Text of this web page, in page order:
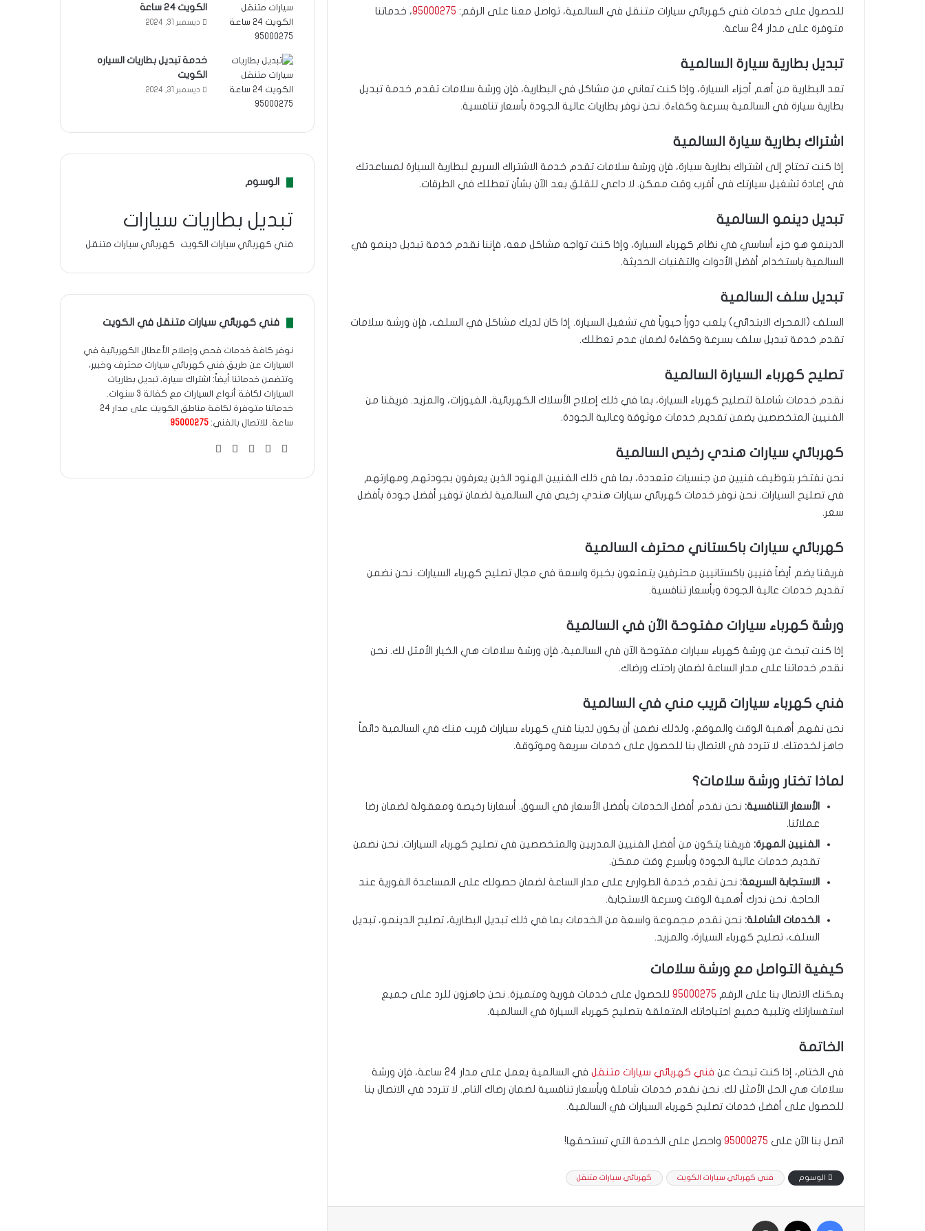
للحصول على خدمات فني كهربائي سيارات متنقل في السالمية، تواصل معنا على الرقم: 95000275، خدماتنا
متوفرة على مدار 24 ساعة.
تبديل بطارية سيارة السالمية
تعد البطارية من أهم أجزاء السيارة، وإذا كنت تعاني من مشاكل في البطارية، فإن ورشة سلامات تقدم خدمة تبديل
بطارية سيارة في السالمية بسرعة وكفاءة. نحن نوفر بطاريات عالية الجودة بأسعار تنافسية.
اشتراك بطارية سيارة السالمية
إذا كنت تحتاج إلى اشتراك بطارية سيارة، فإن ورشة سلامات تقدم خدمة الاشتراك السريع لبطارية السيارة لمساعدتك
في إعادة تشغيل سيارتك في أقرب وقت ممكن. لا داعي للقلق بعد الآن بشأن تعطلك في الطرقات.
تبديل دينمو السالمية
الدينمو هو جزء أساسي في نظام كهرباء السيارة، وإذا كنت تواجه مشاكل معه، فإننا نقدم خدمة تبديل دينمو في
السالمية باستخدام أفضل الأدوات والتقنيات الحديثة.
تبديل سلف السالمية
السلف (المحرك الابتدائي) يلعب دوراً حيوياً في تشغيل السيارة. إذا كان لديك مشاكل في السلف، فإن ورشة سلامات
تقدم خدمة تبديل سلف بسرعة وكفاءة لضمان عدم تعطلك.
تصليح كهرباء السيارة السالمية
نقدم خدمات شاملة لتصليح كهرباء السيارة، بما في ذلك إصلاح الأسلاك الكهربائية، الفيوزات، والمزيد. فريقنا من
الفنيين المتخصصين يضمن تقديم خدمات موثوقة وعالية الجودة.
كهربائي سيارات هندي رخيص السالمية
نحن نفتخر بتوظيف فنيين من جنسيات متعددة، بما في ذلك الفنيين الهنود الذين يعرفون بجودتهم ومهارتهم
في تصليح السيارات. نحن نوفر خدمات كهربائي سيارات هندي رخيص في السالمية لضمان توفير أفضل جودة بأفضل
سعر.
كهربائي سيارات باكستاني محترف السالمية
فريقنا يضم أيضاً فنيين باكستانيين محترفين يتمتعون بخبرة واسعة في مجال تصليح كهرباء السيارات. نحن نضمن
تقديم خدمات عالية الجودة وبأسعار تنافسية.
ورشة كهرباء سيارات مفتوحة الآن في السالمية
إذا كنت تبحث عن ورشة كهرباء سيارات مفتوحة الآن في السالمية، فإن ورشة سلامات هي الخيار الأمثل لك. نحن
نقدم خدماتنا على مدار الساعة لضمان راحتك ورضاك.
فني كهرباء سيارات قريب مني في السالمية
نحن نفهم أهمية الوقت والموقع، ولذلك نضمن أن يكون لدينا فني كهرباء سيارات قريب منك في السالمية دائماً
جاهز لخدمتك. لا تتردد في الاتصال بنا للحصول على خدمات سريعة وموثوقة.
لماذا تختار ورشة سلامات؟
الأسعار التنافسية: نحن نقدم أفضل الخدمات بأفضل الأسعار في السوق. أسعارنا رخيصة ومعقولة لضمان رضا
عملائنا.
الفنيين المهرة: فريقنا يتكون من أفضل الفنيين المدربين والمتخصصين في تصليح كهرباء السيارات. نحن نضمن
تقديم خدمات عالية الجودة وبأسرع وقت ممكن.
الاستجابة السريعة: نحن نقدم خدمة الطوارئ على مدار الساعة لضمان حصولك على المساعدة الفورية عند
الحاجة. نحن ندرك أهمية الوقت وسرعة الاستجابة.
الخدمات الشاملة: نحن نقدم مجموعة واسعة من الخدمات بما في ذلك تبديل البطارية، تصليح الدينمو، تبديل
السلف، تصليح كهرباء السيارة، والمزيد.
كيفية التواصل مع ورشة سلامات
يمكنك الاتصال بنا على الرقم 95000275 للحصول على خدمات فورية ومتميزة. نحن جاهزون للرد على جميع
استفساراتك وتلبية جميع احتياجاتك المتعلقة بتصليح كهرباء السيارة في السالمية.
الخاتمة
في الختام، إذا كنت تبحث عن فني كهربائي سيارات متنقل
في السالمية يعمل على مدار 24 ساعة، فإن ورشة
سلامات هي الحل الأمثل لك. نحن نقدم خدمات شاملة وبأسعار تنافسية لضمان رضاك التام. لا تتردد في الاتصال بنا
للحصول على أفضل خدمات تصليح كهرباء السيارات في السالمية.
اتصل بنا الآن على 95000275 واحصل على الخدمة التي تستحقها!
الوسوم فني كهربائي سيارات الكويت كهربائي سيارات متنقل
فيسبوك
الكويت 24 ساعة
ديسمبر 31, 2024
خدمة تبديل بطاريات السياره
الكويت
ديسمبر 31, 2024
الوسوم
تبديل بطاريات سيارات
فني كهربائي سيارات الكويت كهربائي سيارات متنقل
فني كهربائي سيارات متنقل في الكويت
نوفر كافة خدمات فحص وإصلاح الأعطال الكهربائية في
السيارات عن طريق فني كهربائي سيارات محترف وخبير،
وتتضمن خدماتنا أيضاً: اشتراك سيارة، تبديل بطاريات
السيارات لكافة أنواع السيارات مع كفالة 3 سنوات.
خدماتنا متوفرة لكافة مناطق الكويت على مدار 24
ساعة. للاتصال بالفني:95000275
فيسبوك
‫X انستقرام
واتساب